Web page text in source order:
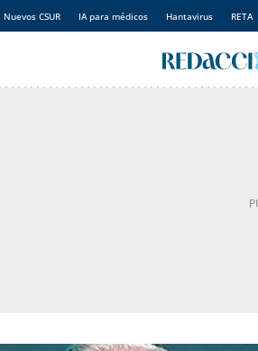
Nuevos CSUR IA para médicos Hantavirus RETA